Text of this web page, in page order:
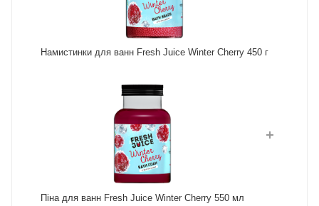
Намистинки для ванн Fresh Juice Winter Cherry 450 г
Піна для ванн Fresh Juice Winter Cherry 550 мл